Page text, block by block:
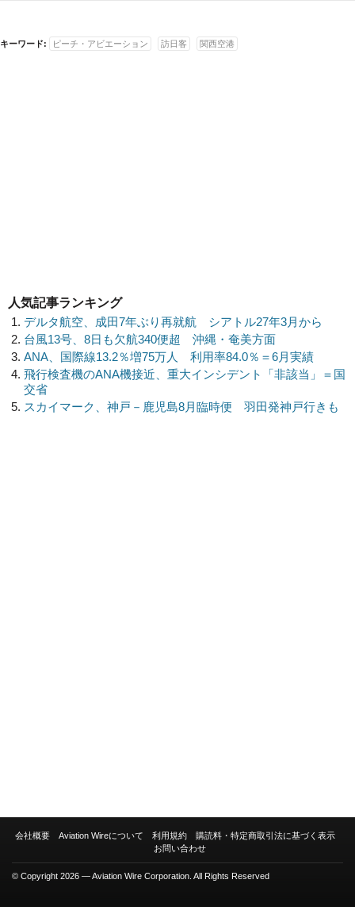
キーワード: ピーチ・アビエーション 訪日客 関西空港
人気記事ランキング
デルタ航空、成田7年ぶり再就航 シアトル27年3月から
台風13号、8日も欠航340便超 沖縄・奄美方面
ANA、国際線13.2％増75万人 利用率84.0％＝6月実績
飛行検査機のANA機接近、重大インシデント「非該当」＝国
交省
スカイマーク、神戸－鹿児島8月臨時便 羽田発神戸行きも
会社概要 Aviation Wireについて 利用規約
購読料・特定商取引法に基づく表示
お問い合わせ
© Copyright 2026 — Aviation Wire Corporation. All Rights Reserved